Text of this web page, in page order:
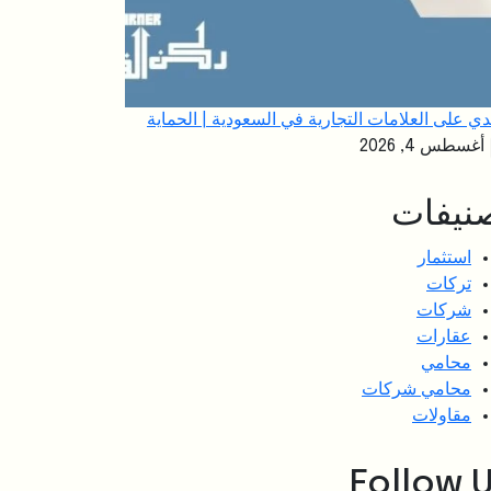
على العلامات التجارية في السعودية | الحماية
أغسطس 4, 2026
استثمار
تركات
شركات
عقارات
محامي
محامي شركات
مقاولات